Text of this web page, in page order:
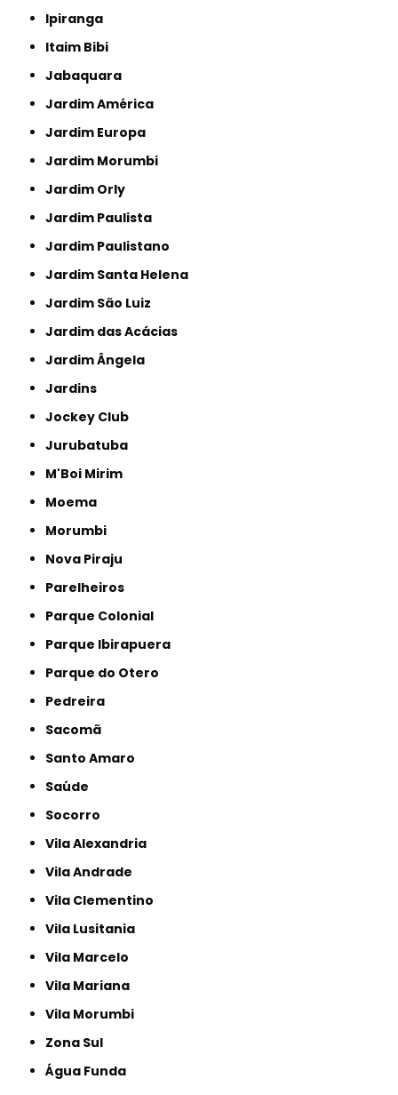
Ipiranga
Itaim Bibi
Jabaquara
Jardim América
Jardim Europa
Jardim Morumbi
Jardim Orly
Jardim Paulista
Jardim Paulistano
Jardim Santa Helena
Jardim São Luiz
Jardim das Acácias
Jardim Ângela
Jardins
Jockey Club
Jurubatuba
M'Boi Mirim
Moema
Morumbi
Nova Piraju
Parelheiros
Parque Colonial
Parque Ibirapuera
Parque do Otero
Pedreira
Sacomã
Santo Amaro
Saúde
Socorro
Vila Alexandria
Vila Andrade
Vila Clementino
Vila Lusitania
Vila Marcelo
Vila Mariana
Vila Morumbi
Zona Sul
Água Funda